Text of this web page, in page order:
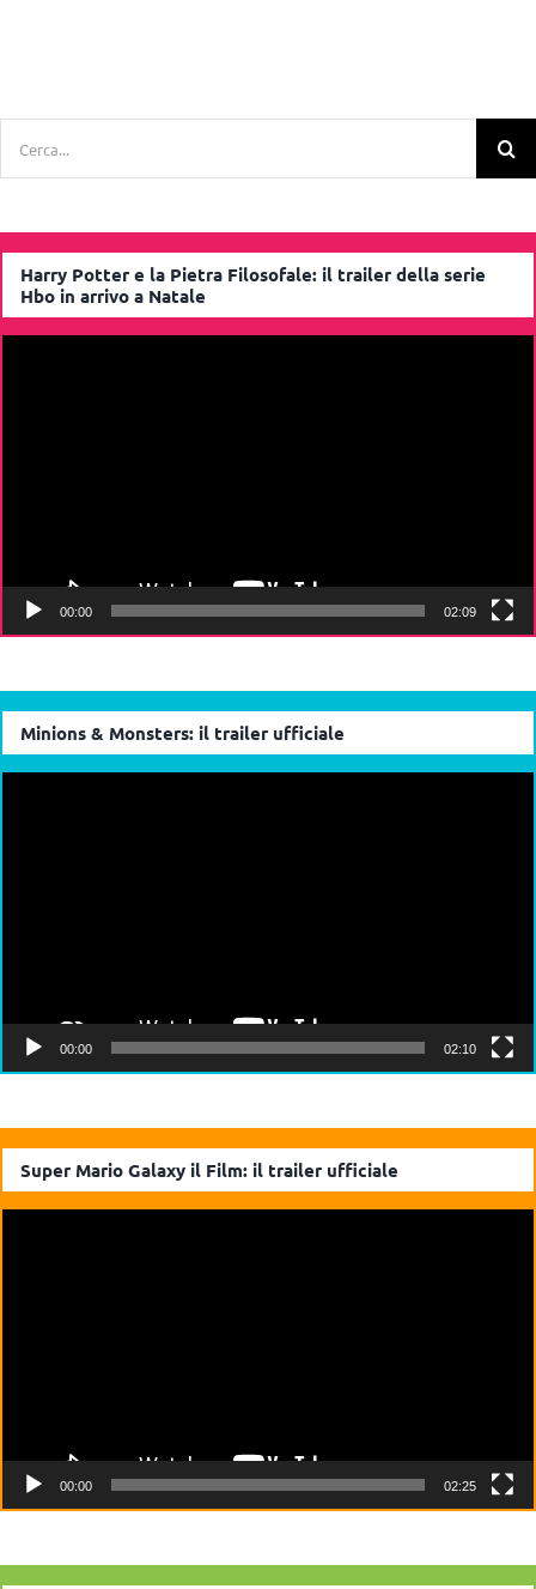
Harry Potter e la Pietra Filosofale: il trailer della serie
Hbo in arrivo a Natale
00:00 02:09
Minions & Monsters: il trailer ufficiale
00:00 02:10
Super Mario Galaxy il Film: il trailer ufficiale
00:00 02:25